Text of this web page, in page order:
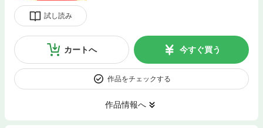
試し読み
カートへ 今すぐ買う
作品をチェックする
作品情報へ